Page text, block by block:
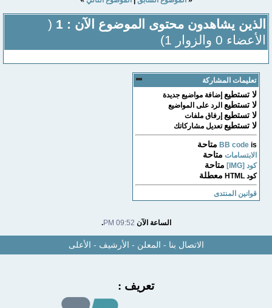
الذين يشاهدون محتوى الموضوع الآن : 1
(
الأعضاء 0 والزوار 1)
تعليمات المشاركة
لا تستطيعإضافة مواضيع جديدة
لا تستطيعالرد على المواضيع
لا تستطيعإرفاق ملفات
لا تستطيعتعديل مشاركاتك
BB codeis متاحة
الابتسامات متاحة
كود [IMG] متاحة
كود HTML معطلة
قوانين المنتدى
الساعة الآن09:52 PM
.
الاتصال بنا-المعلن-الأرشيف-الأعلى
تعريف :